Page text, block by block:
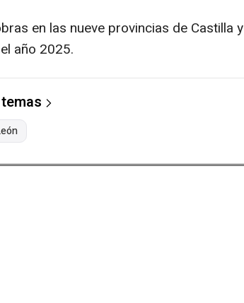
en las nueve provincias de Castilla y
año 2025.